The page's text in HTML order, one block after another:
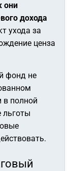
они
дохода
ухода за
ценза
фонд не
в полной
льготы